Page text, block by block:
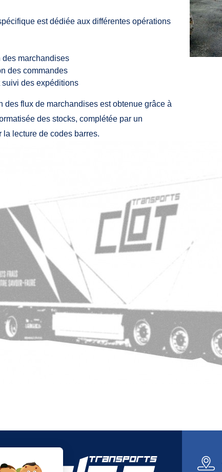
est dédiée aux différentes opérations
des marchandises
des commandes
suivi des expéditions
des flux de marchandises est obtenue grâce à
des stocks, complétée par un
la lecture de codes barres.